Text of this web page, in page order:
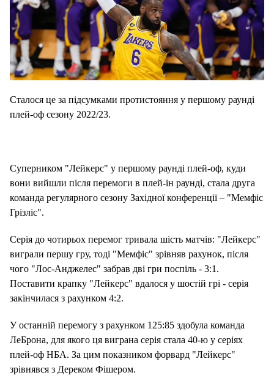
Сталося це за підсумками протистояння у першому раунді
плей-оф сезону 2022/23.
Суперником "Лейкерс" у першому раунді плей-оф, куди
вони вийшли після перемоги в плей-ін раунді, стала друга
команда регулярного сезону Західної конференції – "Мемфіс
Грізліс".
Серія до чотирьох перемог тривала шість матчів: "Лейкерс"
виграли першу гру, тоді "Мемфіс" зрівняв рахунок, після
чого "Лос-Анджелес" забрав дві гри поспіль - 3:1.
Поставити крапку "Лейкерс" вдалося у шостій грі - серія
закінчилася з рахунком 4:2.
У останній перемогу з рахунком 125:85 здобула команда
ЛеБрона, для якого ця виграна серія стала 40-ю у серіях
плей-оф НБА. За цим показником форвард "Лейкерс"
зрівнявся з Дереком Фішером.